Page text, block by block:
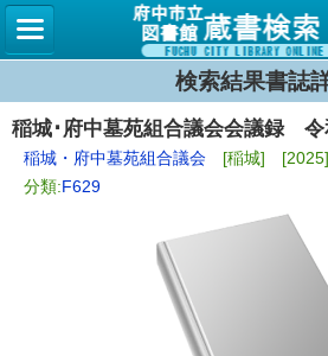
検索結果書誌
稲城･府中墓苑組合議会会議録 令
稲城・府中墓苑組合議会 [稲城]
分類:F629